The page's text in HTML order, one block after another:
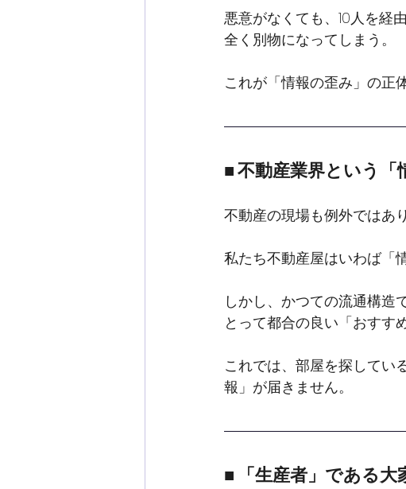
悪意がなくても、10人を経
全く別物になってしまう。
これが「情報の歪み」の正
■ 不動産業界という「
不動産の現場も例外ではあ
私たち不動産屋はいわば「
しかし、かつての流通構造
とって都合の良い「おすす
これでは、部屋を探してい
報」が届きません。
■ 「生産者」である